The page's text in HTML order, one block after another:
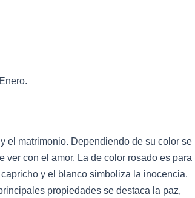
el matrimonio. Dependiendo de su color se
con el amor. La de color rosado es para
y el blanco simboliza la inocencia.
propiedades se destaca la paz,